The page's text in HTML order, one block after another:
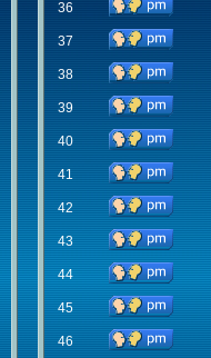
36
37
38
39
40
41
42
43
44
45
46